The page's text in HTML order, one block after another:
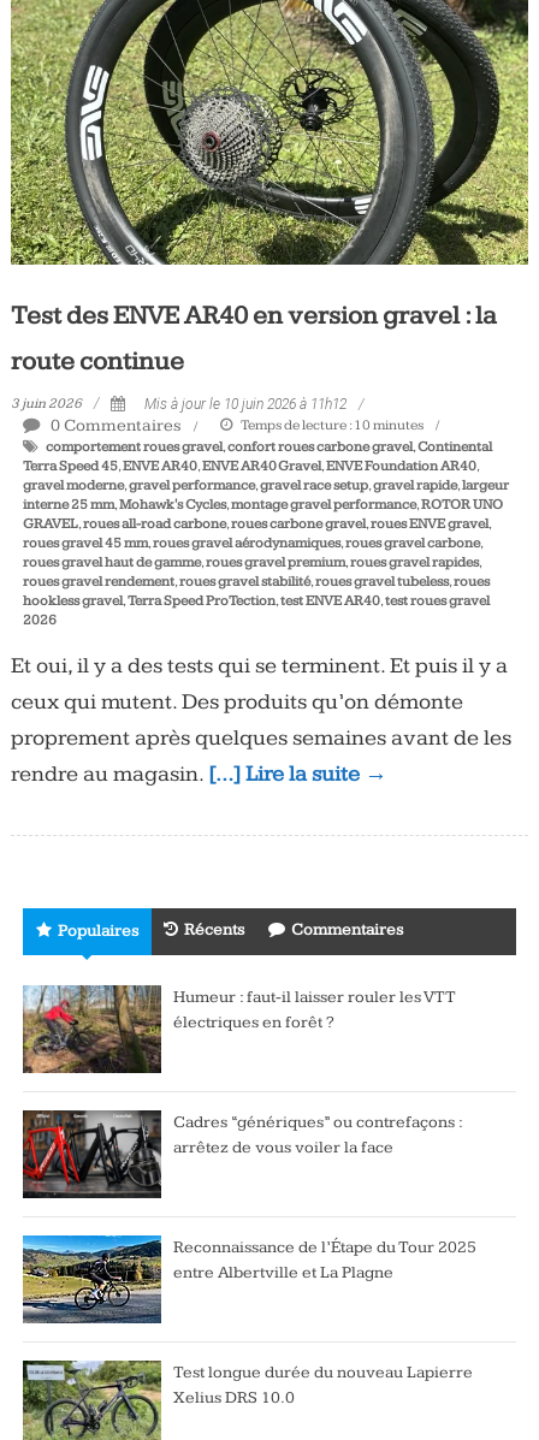
Tous
les
jours,
votre
actualité
vélo
et
triathlon
Test des ENVE AR40 en version gravel : la
route continue
3 juin 2026 Mis à jour le 10 juin 2026 à 11h12
0 Commentaires Temps de lecture : 10 minutes
comportement roues gravel,confort roues carbone gravel,Continental
Terra Speed 45,ENVE AR40,ENVE AR40 Gravel,ENVE Foundation AR40,
gravel moderne,gravel performance,gravel race setup,gravel rapide,largeur
interne 25 mm,Mohawk's Cycles,montage gravel performance,ROTOR UNO
GRAVEL,roues all-road carbone,roues carbone gravel,roues ENVE gravel,
roues gravel 45 mm,roues gravel aérodynamiques,roues gravel carbone,
roues gravel haut de gamme,roues gravel premium,roues gravel rapides,
roues gravel rendement,roues gravel stabilité,roues gravel tubeless,roues
hookless gravel,Terra Speed ProTection,test ENVE AR40,test roues gravel
2026
Et oui, il y a des tests qui se terminent. Et puis il y a
ceux qui mutent. Des produits qu’on démonte
proprement après quelques semaines avant de les
rendre au magasin. […] Lire la suite →
Populaires Récents Commentaires
Humeur : faut-il laisser rouler les VTT
électriques en forêt ?
Cadres “génériques” ou contrefaçons :
arrêtez de vous voiler la face
Reconnaissance de l’Étape du Tour 2025
entre Albertville et La Plagne
Test longue durée du nouveau Lapierre
Xelius DRS 10.0